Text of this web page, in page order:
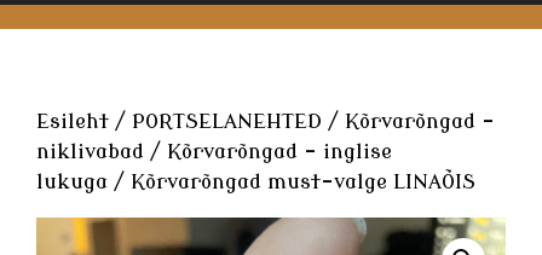
Esileht / PORTSELANEHTED / Kõrvarõngad -
niklivabad / Kõrvarõngad - inglise
lukuga / Kõrvarõngad must-valge LINAÕIS